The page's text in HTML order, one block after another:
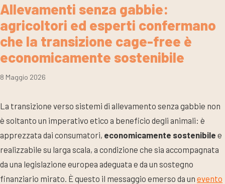
Allevamenti senza gabbie:
agricoltori ed esperti confermano
che la transizione cage-free è
economicamente sostenibile
8 Maggio 2026
La transizione verso sistemi di allevamento senza gabbie non
è soltanto un imperativo etico a beneficio degli animali: è
apprezzata dai consumatori, economicamente sostenibile e
realizzabile su larga scala, a condizione che sia accompagnata
da una legislazione europea adeguata e da un sostegno
finanziario mirato. È questo il messaggio emerso da un evento